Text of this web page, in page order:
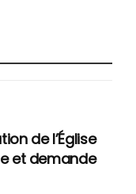
de l’Église
et demande